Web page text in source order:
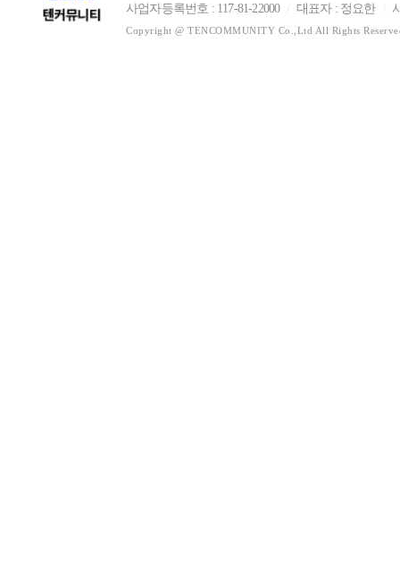
사업자등록번호 : 117-81-22000
대표자 : 정요한
Copyright @ TENCOMMUNITY Co.,Ltd All Rights